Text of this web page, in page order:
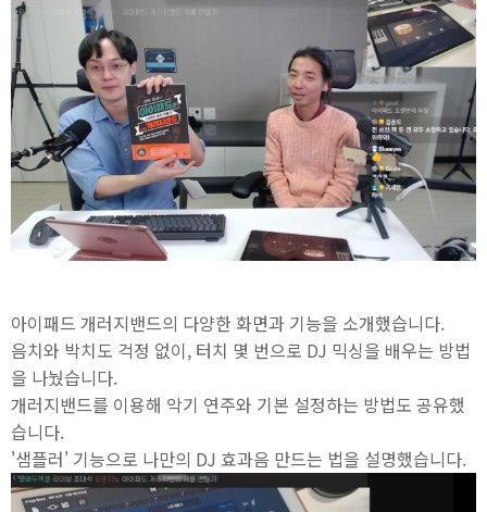
아이패드 개러지밴드의 다양한 화면과 기능을 소개했습니다.
음치와 박치도 걱정 없이, 터치 몇 번으로 DJ 믹싱을 배우는 방법
을 나눴습니다.
개러지밴드를 이용해 악기 연주와 기본 설정하는 방법도 공유했
습니다.
'샘플러' 기능으로 나만의 DJ 효과음 만드는 법을 설명했습니다.